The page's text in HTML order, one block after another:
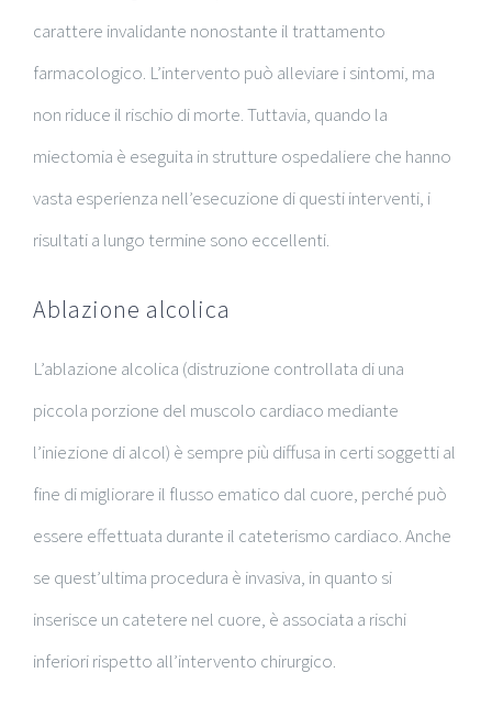
carattere invalidante nonostante il trattamento
farmacologico. L’intervento può alleviare i sintomi, ma
non riduce il rischio di morte. Tuttavia, quando la
miectomia è eseguita in strutture ospedaliere che hanno
vasta esperienza nell’esecuzione di questi interventi, i
risultati a lungo termine sono eccellenti.
Ablazione alcolica
L’ablazione alcolica (distruzione controllata di una
piccola porzione del muscolo cardiaco mediante
l’iniezione di alcol) è sempre più diffusa in certi soggetti al
fine di migliorare il flusso ematico dal cuore, perché può
essere effettuata durante il cateterismo cardiaco. Anche
se quest’ultima procedura è invasiva, in quanto si
inserisce un catetere nel cuore, è associata a rischi
inferiori rispetto all’intervento chirurgico.